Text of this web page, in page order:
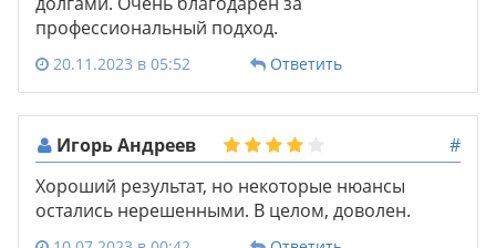
профессиональный подход.
20.11.2023 в 05:52 Ответить
Игорь Андреев
#
Хороший результат, но некоторые нюансы
остались нерешенными. В целом, доволен.